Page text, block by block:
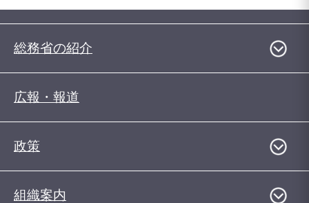
総務省の紹介
広報・報道
政策
組織案内